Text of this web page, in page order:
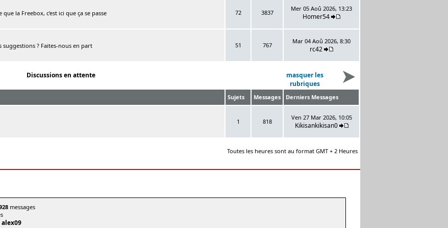
la Freebox, c'est ici que ça se passe 72 3837
Mer 05 Aoû 2026, 13:23
Homer54
suggestions ? Faites-nous en part 51 767
Mar 04 Aoû 2026, 8:30
rc42
Discussions en attente
masquer les
rubriques
Sujets Messages Derniers Messages
1 818
Ven 27 Mar 2026, 10:05
Kikisankikisan0
Toutes les heures sont au format GMT + 2 Heures
messages
alex09